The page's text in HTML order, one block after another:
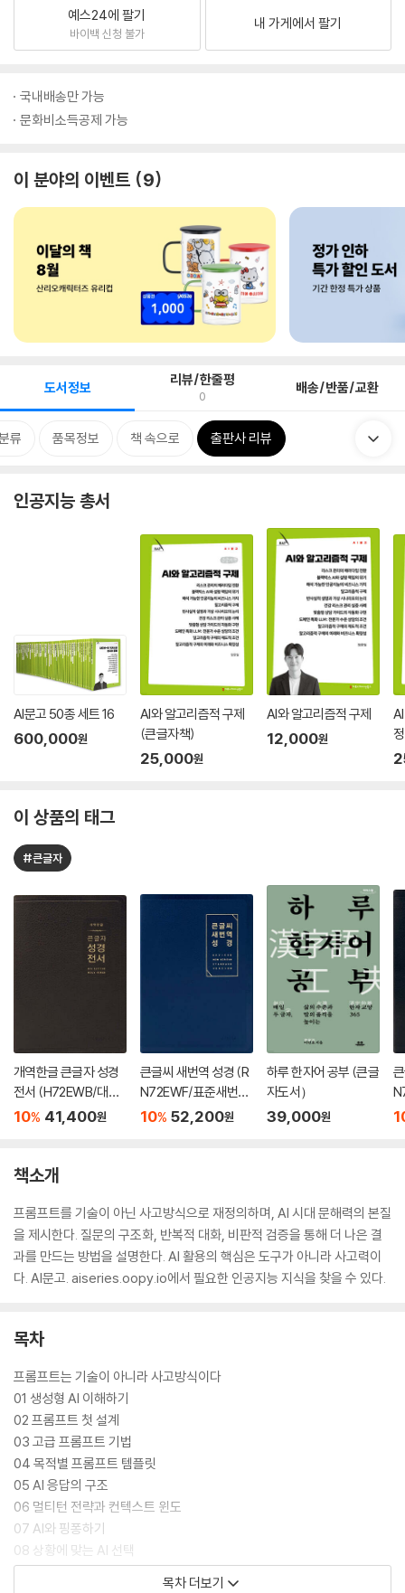
예스24에 팔기
바이백 신청 불가
내 가게에서 팔기
국내배송만 가능
문화비소득공제 가능
이 분야의 이벤트 9
도서정보 리뷰/한줄평
0 배송/반품/교환
류 품목정보 책 속으로 출판사 리뷰
인공지능 총서
AI문고 50종 세트 16
600,000원
AI와 알고리즘적 구제
(큰글자책)
25,000원
AI와 알고리즘적 구제
12,000원
이 상품의 태그
#큰글자
개역한글 큰글자 성경
전서 (H72EWB/대단
본/무지퍼/PU/반달 색
10% 41,400원
큰글씨 새번역 성경 (R
N72EWF/표준새번역
대단본/무지퍼/PU/반
10% 52,200원
하루 한자어 공부 (큰글
자도서）
39,000원
책소개
프롬프트를 기술이 아닌 사고방식으로 재정의하며, AI 시대 문해력의 본질
을 제시한다. 질문의 구조화, 반복적 대화, 비판적 검증을 통해 더 나은 결
과를 만드는 방법을 설명한다. AI 활용의 핵심은 도구가 아니라 사고력이
다. AI문고. aiseries.oopy.io에서 필요한 인공지능 지식을 찾을 수 있다.
목차
프롬프트는 기술이 아니라 사고방식이다
01 생성형 AI 이해하기
02 프롬프트 첫 설계
03 고급 프롬프트 기법
04 목적별 프롬프트 템플릿
05 AI 응답의 구조
06 멀티턴 전략과 컨텍스트 윈도
07 AI와 핑퐁하기
08 상황에 맞는 AI 선택
09 AI 잘 쓰는 사람의 습관
목차 더보기